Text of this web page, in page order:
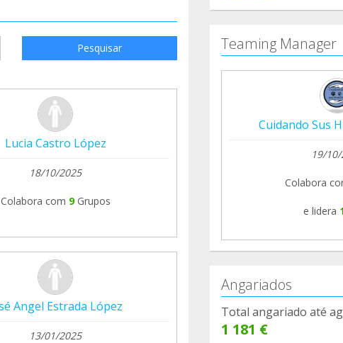
Pesquisar
Lucia Castro López
18/10/2025
Colabora com 9 Grupos
Angel Estrada López
13/01/2025
Teaming Manager
Cuidando Sus
19/
Colabora
e lidera
Angariados
Total angariado até
1 181 €